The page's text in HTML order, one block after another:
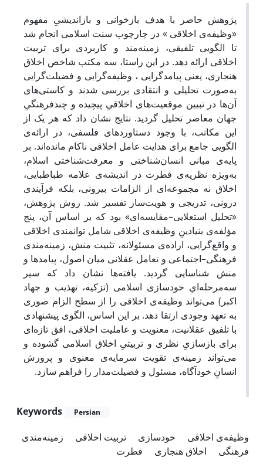
پژوهش حاضر با هدف بازخوانی و بازاندیشیِ مفهوم
«وظیفه‌ی اخلاقی » در چارچوب سنت اسلامی انجام شد
تا الگویی تلفیقی، زمینه‌مند و کاربردی برای تربیت
اخلاقی ارائه دهد. در این راستا، سه مکتب شاخص اخلاق
هنجاری، یعنی پیامدگرایی ، وظیفه‌گرایی و فضیلت‌گرایی
به‌صورت تحلیلی و انتقادی بررسی شدند و کاستی‌های
آن‌ها در تبیین موقعیت‌های اخلاقیِ پیچیده و چندفرهنگیِ
جهان معاصر تحلیل گردید. نتایج نشان داد که هر یک از
این مکاتب، با وجود دستاوردهای فلسفی، در ارائه‌ی
الگویی جامع برای هدایت عامل اخلاقی ناکام مانده‌اند. بر
پایه‌ی مبانی انسان‌شناختی و معرفت‌شناختی اسلام،
به‌ویژه نظریه‌ی فطرت در اندیشه‌ی علامه طباطبایی،
اخلاق نه مجموعه‌ای از الزامات بیرونی، بلکه فرآیندی
درونی، تدریجی و هویت‌ساز تفسیر شد. روش پژوهش،
«تحلیل استعلایی–مقایسه‌ای» بود که بر اساس آن، پنج
مؤلفه‌ی بنیادینِ وظیفه‌ی اخلاقی شامل توانمندی اخلاقی
و واقع‌گرایی، اراده‌ی مسئولانه، تثبیت منش، زمینه‌مندی
فرهنگی–اجتماعی و تعامل عقلانی میان اصول، پیامدها و
منش شناسایی گردید. یافته‌ها نشان داد که سیر
سه‌مرحله‌ایِ خودسازی اسلامی (تزکیه، تهذیب و جهاد
اکبر) می‌تواند وظیفه‌ی اخلاقی را از سطح الزام صوری
به تعهد وجودی ارتقا دهد. بر این اساس، الگوی پیشنهادی
با تلفیق عقلانیت، معنویت و عاملیت اخلاقی، افق تازه‌ای
برای بازسازیِ نظری و تربیتیِ اخلاق اسلامی گشوده و
می‌تواند زمینه‌ی تقویت سرمایه‌ی معنوی و پرورش
انسانِ خودآگاه، مسئول و فضیلت‌مدار را فراهم سازد.
Keywords Persian
وظیفه‌ی اخلاقی خودسازی تربیت اخلاقی
زمینه‌مندی
فرهنگی
اخلاق هنجاری
فطرت